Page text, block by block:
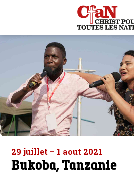
29 juillet – 1 aout 2021
Bukoba, Tanzanie